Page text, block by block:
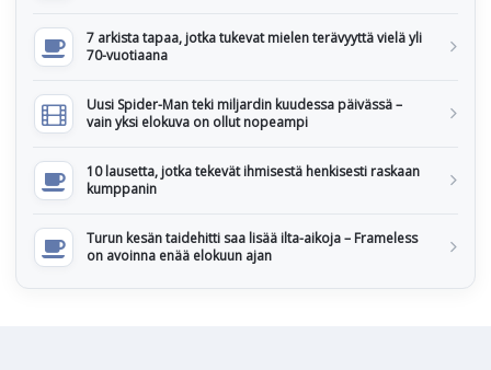
7 arkista tapaa, jotka tukevat mielen terävyyttä vielä yli
70-vuotiaana
Uusi Spider-Man teki miljardin kuudessa päivässä –
vain yksi elokuva on ollut nopeampi
10 lausetta, jotka tekevät ihmisestä henkisesti raskaan
kumppanin
Turun kesän taidehitti saa lisää ilta-aikoja – Frameless
on avoinna enää elokuun ajan